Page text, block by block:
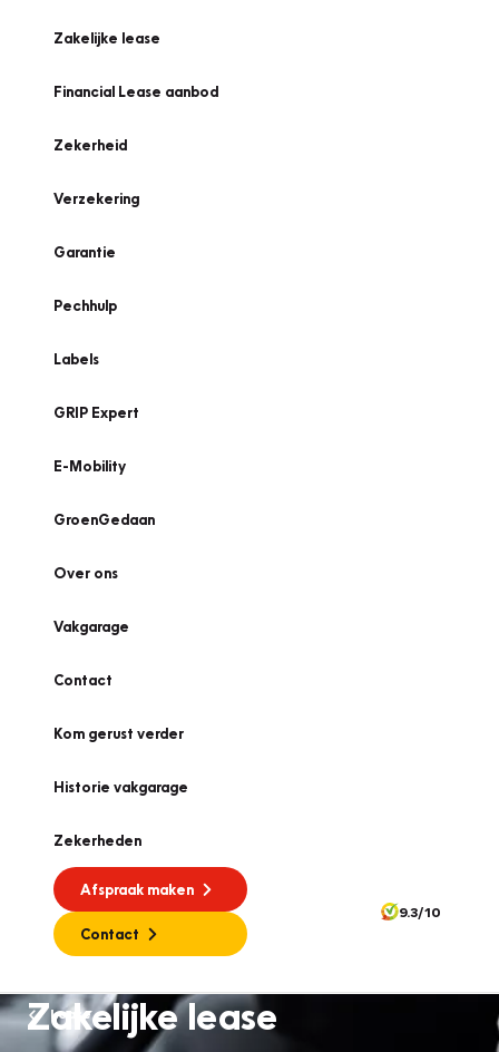
Zakelijke lease
Financial Lease aanbod
Zekerheid
Verzekering
Garantie
Pechhulp
Labels
GRIP Expert
E-Mobility
GroenGedaan
Over ons
Vakgarage
Contact
Kom gerust verder
Historie vakgarage
Zekerheden
Afspraak maken
Contact
9.3/10
Lease
Zakelijke lease